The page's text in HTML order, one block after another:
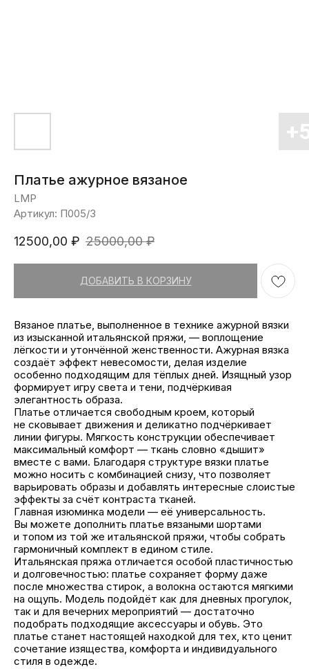
Платье ажурное вязаное
LMP
Артикул: П005/3
12500,00 ₽ 25000,00 ₽
ДОБАВИТЬ В КОРЗИНУ
Вязаное платье, выполненное в технике ажурной вязки
из изысканной итальянской пряжи, — воплощение
лёгкости и утончённой женственности. Ажурная вязка
создаёт эффект невесомости, делая изделие
особенно подходящим для тёплых дней. Изящный узор
формирует игру света и тени, подчёркивая
элегантность образа.
Платье отличается свободным кроем, который
не сковывает движения и деликатно подчёркивает
линии фигуры. Мягкость конструкции обеспечивает
максимальный комфорт — ткань словно «дышит»
вместе с вами. Благодаря структуре вязки платье
можно носить с комбинацией снизу, что позволяет
варьировать образы и добавлять интересные слоистые
эффекты за счёт контраста тканей.
Главная изюминка модели — её универсальность.
Вы можете дополнить платье вязаными шортами
и топом из той же итальянской пряжи, чтобы собрать
гармоничный комплект в едином стиле.
Итальянская пряжа отличается особой пластичностью
и долговечностью: платье сохраняет форму даже
после множества стирок, а волокна остаются мягкими
на ощупь. Модель подойдёт как для дневных прогулок,
так и для вечерних мероприятий — достаточно
подобрать подходящие аксессуары и обувь. Это
платье станет настоящей находкой для тех, кто ценит
сочетание изящества, комфорта и индивидуального
стиля в одежде.